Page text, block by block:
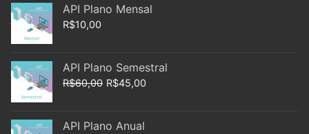
API Plano Mensal
R$10,00
API Plano Semestral
R$60,00 R$45,00
API Plano Anual